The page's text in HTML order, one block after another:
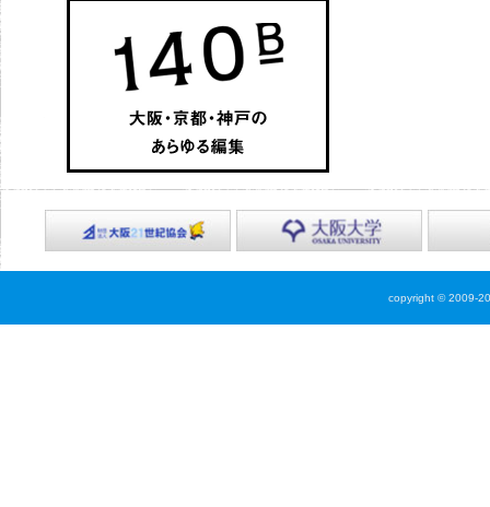
copyright © 2009-